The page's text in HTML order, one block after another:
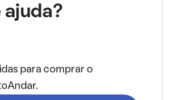
ajuda?
para comprar o